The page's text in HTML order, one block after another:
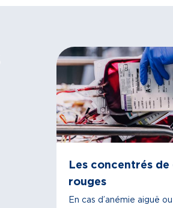
Les concentrés de
rouges
En cas d’anémie aiguë